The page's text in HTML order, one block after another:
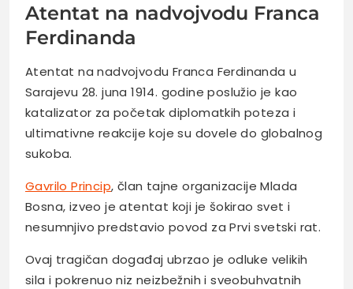
Atentat na nadvojvodu Franca
Ferdinanda
Atentat na nadvojvodu Franca Ferdinanda u
Sarajevu 28. juna 1914. godine poslužio je kao
katalizator za početak diplomatkih poteza i
ultimativne reakcije koje su dovele do globalnog
sukoba.
Gavrilo Princip, član tajne organizacije Mlada
Bosna, izveo je atentat koji je šokirao svet i
nesumnjivo predstavio povod za Prvi svetski rat.
Ovaj tragičan događaj ubrzao je odluke velikih
sila i pokrenuo niz neizbežnih i sveobuhvatnih